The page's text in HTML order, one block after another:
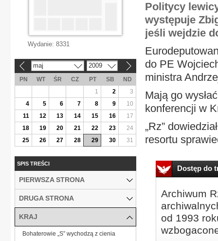
Politycy
występuje
jeśli wejdzie
do PE
ministra
Mają go
konferencji w
„Rz”
resortu
Dostęp do
Archiwum
od 1993
Wydanie: 8331
maj 2009
PN WT ŚR CZ PT SB
ND
1
2
3
4
5 6 7 8 9
10
11
12 13 14 15 16
17
18
19 20 21 22 23
24
25
26 27 28 29 30 31
SPIS TREŚCI
PIERWSZA STRONA
DRUGA STRONA
KRAJ
Bohaterowie „S” wychodzą z cienia